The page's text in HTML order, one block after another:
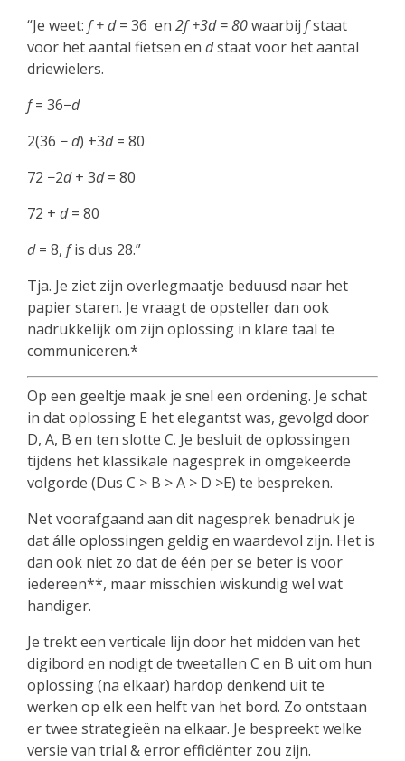
“Je weet: f + d = 36 en 2f +3d = 80waarbij fstaat
voor het aantal fietsen en dstaat voor het aantal
driewielers.
f = 36−d
2(36 −d) +3d = 80
72 −2d + 3d = 80
72 + d = 80
d = 8, f is dus 28.”
Tja. Je ziet zijn overlegmaatje beduusd naar het
papier staren. Je vraagt de opsteller dan ook
nadrukkelijk om zijn oplossing in klare taal te
communiceren.*
Op een geeltje maak je snel een ordening. Je schat
in dat oplossing E het elegantst was, gevolgd door
D, A, B en ten slotte C. Je besluit de oplossingen
tijdens het klassikale nagesprek in omgekeerde
volgorde (Dus C > B > A > D >E) te bespreken.
Net voorafgaand aan dit nagesprek benadruk je
dat álle oplossingen geldig en waardevol zijn. Het is
dan ook niet zo dat de één per se beter is voor
iedereen**, maar misschien wiskundig wel wat
handiger.
Je trekt een verticale lijn door het midden van het
digibord en nodigt de tweetallen C en B uit om hun
oplossing (na elkaar) hardop denkend uit te
werken op elk een helft van het bord. Zo ontstaan
er twee strategieën na elkaar. Je bespreekt welke
versie van trial & error efficiënter zou zijn.